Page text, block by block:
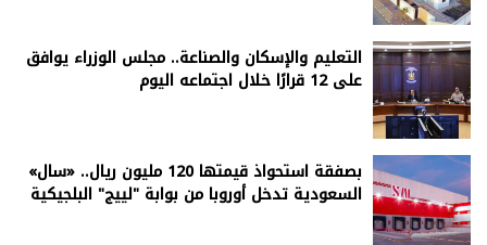
التعليم والإسكان والصناعة.. مجلس الوزراء يوافق
على 12 قرارًا خلال اجتماعه اليوم
بصفقة استحواذ قيمتها 120 مليون ريال.. «سال»
السعودية تدخل أوروبا من بوابة "لييج" البلجيكية